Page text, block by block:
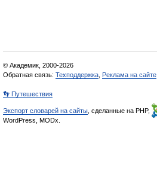
© Академик, 2000-2026
Обратная связь: Техподдержка Реклама на сайте
👣 Путешествия
Экспорт словарей на сайты , сделанные на PHP,
WordPress, MODx.